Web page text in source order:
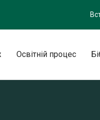
Освітній процес